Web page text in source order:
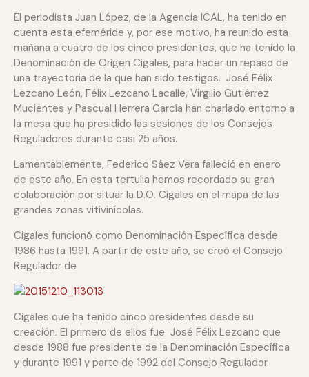
El periodista Juan López, de la Agencia ICAL, ha tenido en
cuenta esta efeméride y, por ese motivo, ha reunido esta
mañana a cuatro de los cinco presidentes, que ha tenido la
Denominación de Origen Cigales, para hacer un repaso de
una trayectoria de la que han sido testigos. José Félix
Lezcano León, Félix Lezcano Lacalle, Virgilio Gutiérrez
Mucientes y Pascual Herrera García han charlado entorno a
la mesa que ha presidido las sesiones de los Consejos
Reguladores durante casi 25 años.
Lamentablemente, Federico Sáez Vera falleció en enero
de este año. En esta tertulia hemos recordado su gran
colaboración por situar la D.O. Cigales en el mapa de las
grandes zonas vitivinícolas.
Cigales funcionó como Denominación Específica desde
1986 hasta 1991. A partir de este año, se creó el Consejo
Regulador de
Cigales que ha tenido cinco presidentes desde su
creación. El primero de ellos fue José Félix Lezcano que
desde 1988 fue presidente de la Denominación Específica
y durante 1991 y parte de 1992 del Consejo Regulador.